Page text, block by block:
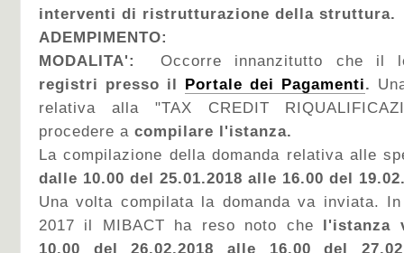
interventi di ristrutturazione della struttura.
ADEMPIMENTO:
MODALITA':Occorre innanzitutto che il
registri presso il Portale dei Pagamenti.
relativa alla "TAX CREDIT
procedere a compilare l'istanza.
La compilazione della domanda relativa alle
dalle 10.00 del 25.01.2018 alle 16.00 del
Una volta compilata la domanda va inviata.
2017 il MIBACT ha reso noto che l'istanza
10.00 del 26.02.2018 alle 16.00 del